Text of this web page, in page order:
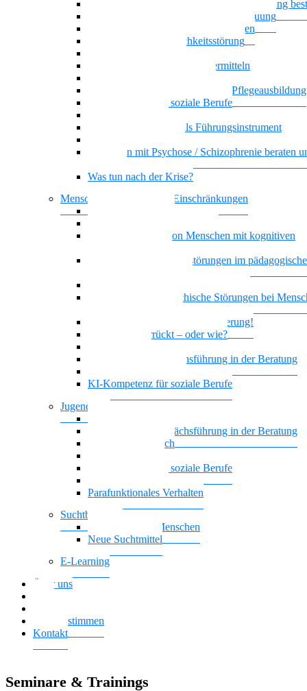
Wenn psychische Belastungen die Ausbildung
Klare Grenzen in der Pflege und Betreuung
Basiswissen psychische Erkrankungen
Narzisstische Persönlichkeitsstörung
Auszubildenden Sicherheit vermitteln
Selbstorganisiertes Lernen in der Pflegeausbildung
KI-Kompetenz für soziale Berufe
Dienstplangestaltung als Führungsinstrument
Menschen mit Psychose / Schizophrenie beraten
Was tun nach der Krise?
Menschen mit kognitiven Einschränkungen
Alltagsbegleitung von Menschen mit kognitiven
Bindung und Bindungsstörungen im
Doppeldiagnose: psychische Störungen bei
Borderline und Geistige Behinderung!
Ist das jetzt verrückt – oder wie?
Motivierende Gesprächsführung in der Beratung
KI-Kompetenz für soziale Berufe
Jugendhilfe
Motivierende Gesprächsführung in der Beratung
Nationalität Mensch
KI-Kompetenz für soziale Berufe
Parafunktionales Verhalten
Suchtberatung
Suchterkrankte Menschen
Neue Suchtmittel
E-Learning
Über uns
Kundenstimmen
Kontakt
Seminare & Trainings